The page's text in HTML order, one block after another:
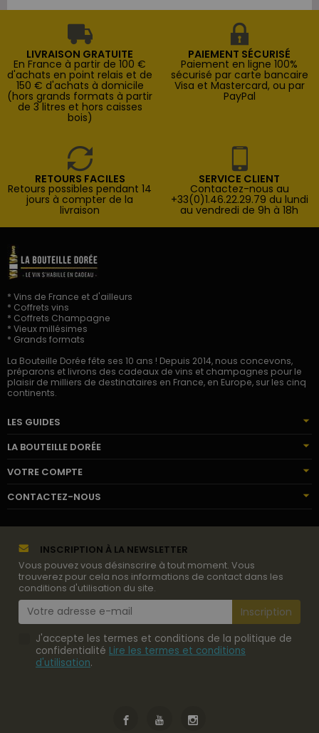
LIVRAISON GRATUITE
En France à partir de 100 €
d'achats en point relais et de
150 € d'achats à domicile
(hors grands formats à partir
de 3 litres et hors caisses
bois)
PAIEMENT SÉCURISÉ
Paiement en ligne 100%
sécurisé par carte bancaire
Visa et Mastercard, ou par
PayPal
RETOURS FACILES
Retours possibles pendant 14
jours à compter de la
livraison
SERVICE CLIENT
Contactez-nous au
+33(0)1.46.22.29.79 du lundi
au vendredi de 9h à 18h
* Vins de France et d'ailleurs
* Coffrets vins
* Coffrets Champagne
* Vieux millésimes
* Grands formats
La Bouteille Dorée fête ses 10 ans ! Depuis 2014, nous concevons,
préparons et livrons des cadeaux de vins et champagnes pour le
plaisir de milliers de destinataires en France, en Europe, sur les cinq
continents.
LES GUIDES
LA BOUTEILLE DORÉE
VOTRE COMPTE
CONTACTEZ-NOUS
INSCRIPTION À LA NEWSLETTER
Vous pouvez vous désinscrire à tout moment. Vous
trouverez pour cela nos informations de contact dans les
conditions d'utilisation du site.
J'accepte les termes et conditions de la politique de
confidentialité Lire les termes et conditions
d'utilisation.